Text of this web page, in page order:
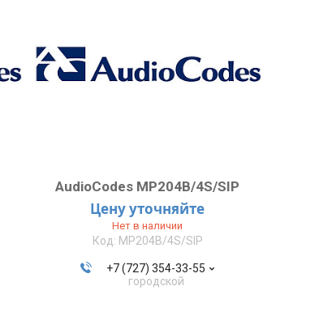
AudioCodes MP204B/4S/SIP
Цену уточняйте
Нет в наличии
MP204B/4S/SIP
+7 (727) 354-33-55
городской